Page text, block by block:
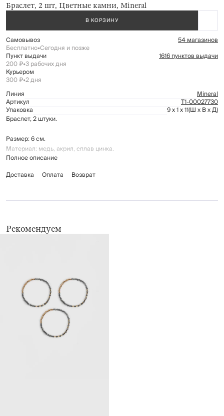
Браслет, 2 шт, Цветные камни, Mineral
В КОРЗИНУ
Самовывоз 54 магазинов
Бесплатно•Сегодня и позже
Пункт выдачи 1616 пунктов выдачи
200 ₽•3 рабочих дня
Курьером
300 ₽•2 дня
Линия
Mineral
Артикул Т1-00027730
Упаковка 9 x 1 x 11(Ш x В x Д)
Браслет, 2 штуки.
Размер: 6 см.
Материал: медь, акрил, сплав цинка.
Полное описание
Доставка
Оплата Возврат
Рекомендуем